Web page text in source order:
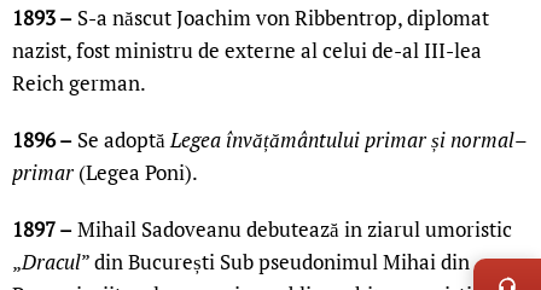
1893 – S-a născut Joachim von Ribbentrop, diplomat
nazist, fost ministru de externe al celui de-al III-lea
Reich german.
1896 – Se adoptăLegea învățământului primar și normal–
primar (Legea Poni).
1897 –Mihail Sadoveanu debutează in ziarul umoristic
„Dracul” din București Sub pseudonimul Mihai din
LIVE